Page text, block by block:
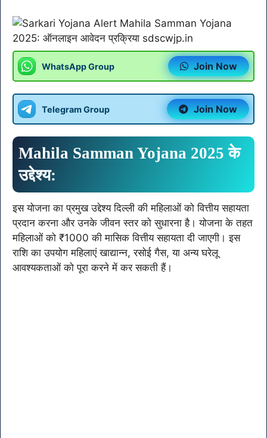
WhatsApp Group Join Now
Telegram Group Join Now
Mahila Samman Yojana 2025 के
उद्देश्य:
इस योजना का प्रमुख उद्देश्य दिल्ली की महिलाओं को वित्तीय सहायता
प्रदान करना और उनके जीवन स्तर को सुधारना है। योजना के तहत
महिलाओं को ₹1000 की मासिक वित्तीय सहायता दी जाएगी। इस
राशि का उपयोग महिलाएं खाद्यान्न, रसोई गैस, या अन्य घरेलू
आवश्यकताओं को पूरा करने में कर सकती हैं।